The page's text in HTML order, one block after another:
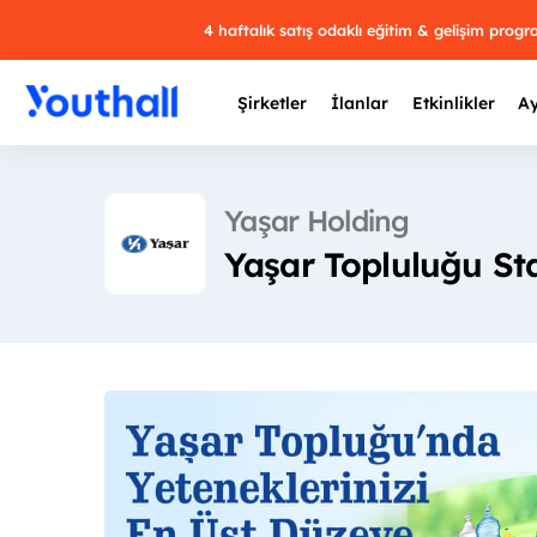
4 haftalık satış odaklı eğitim & gelişim
Şirketler İlanlar Etkinlikler
Yaşar Holding
Yaşar Topluluğu